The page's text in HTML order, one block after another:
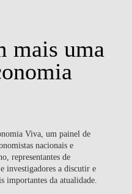
mais uma
Viva, um painel de
nacionais e
representantes de
investigadores a discutir e
importantes da atualidade.